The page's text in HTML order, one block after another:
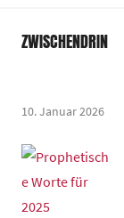
ZWISCHENDRIN
10. Januar 2026